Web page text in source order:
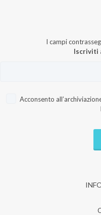
I campi
Iscriviti
Acconsento